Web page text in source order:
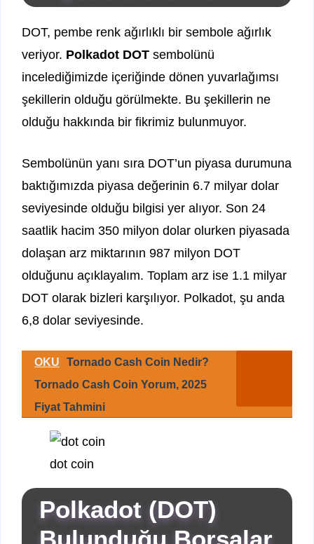
DOT, pembe renk ağırlıklı bir sembole ağırlık
veriyor. Polkadot DOT sembolünü
incelediğimizde içeriğinde dönen yuvarlağımsı
şekillerin olduğu görülmekte. Bu şekillerin ne
olduğu hakkında bir fikrimiz bulunmuyor.
Sembolünün yanı sıra DOT’un piyasa durumuna
baktığımızda piyasa değerinin 6.7 milyar dolar
seviyesinde olduğu bilgisi yer alıyor. Son 24
saatlik hacim 350 milyon dolar olurken piyasada
dolaşan arz miktarının 987 milyon DOT
olduğunu açıklayalım. Toplam arz ise 1.1 milyar
DOT olarak bizleri karşılıyor. Polkadot, şu anda
6,8 dolar seviyesinde.
OKU
Tornado Cash Coin Nedir?
Tornado Cash Coin Yorum, 2025
Fiyat Tahmini
dot coin
Polkadot (DOT)